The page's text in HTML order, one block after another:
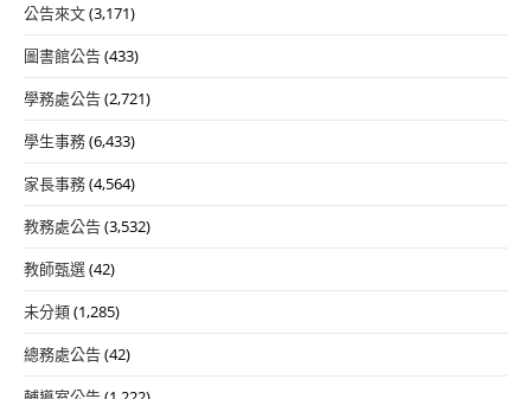
公告來文(3,171)
圖書館公告(433)
學務處公告(2,721)
學生事務(6,433)
家長事務(4,564)
教務處公告(3,532)
教師甄選(42)
未分類(1,285)
總務處公告(42)